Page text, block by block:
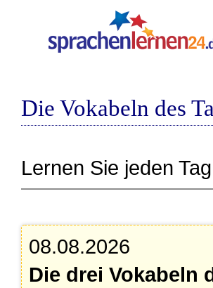
Die Vokabeln des
Lernen Sie jeden
08.08.2026
Die drei Vokabeln